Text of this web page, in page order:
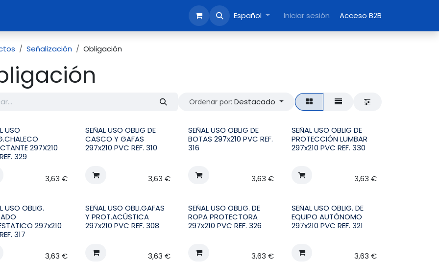
Revisión EPI365 Español Iniciar sesión Acceso B2B
Señalización Obligación
Ordenar por: Destacado
USO
297X210
329
3,63 €
SEÑAL USO OBLIG DE
CASCO Y GAFAS
297x210 PVC REF. 310
3,63 €
SEÑAL USO OBLIG DE
BOTAS 297x210 PVC REF.
316
3,63 €
SEÑAL USO OBLIG DE
PROTECCIÓN LUMBAR
297x210 PVC REF. 330
3,63 €
USO OBLIG.
297x210
317
3,63 €
SEÑAL USO OBLI.GAFAS
Y PROT.ACÚSTICA
297x210 PVC REF. 308
3,63 €
SEÑAL USO OBLIG. DE
ROPA PROTECTORA
297x210 PVC REF. 326
3,63 €
SEÑAL USO OBLIG. DE
EQUIPO AUTÓNOMO
297x210 PVC REF. 321
3,63 €